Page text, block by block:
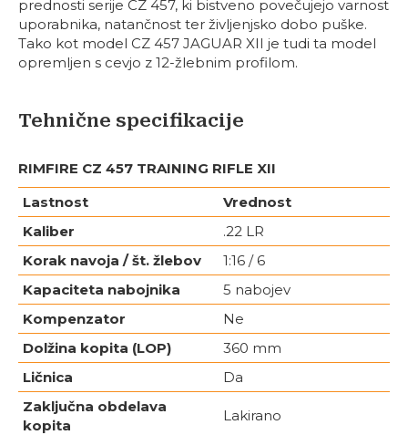
prednosti serije CZ 457, ki bistveno povečujejo varnost
uporabnika, natančnost ter življenjsko dobo puške.
Tako kot model CZ 457 JAGUAR XII je tudi ta model
opremljen s cevjo z 12-žlebnim profilom.
Tehnične specifikacije
RIMFIRE CZ 457 TRAINING RIFLE XII
Lastnost
Vrednost
Kaliber
.22 LR
Korak navoja / št. žlebov
1:16 / 6
Kapaciteta nabojnika
5 nabojev
Kompenzator
Ne
Dolžina kopita (LOP)
360 mm
Ličnica
Da
Zaključna obdelava
kopita
Lakirano